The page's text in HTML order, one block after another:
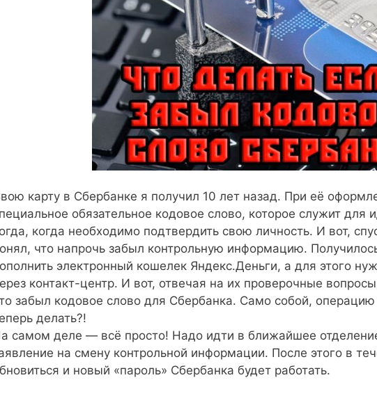
карту в Сбербанке я получил 10 лет назад. При её
обязательное кодовое слово, которое служит для
когда необходимо подтвердить свою личность. И вот,
что напрочь забыл контрольную информацию.
электронный кошелек Яндекс.Деньги, а для этого
контакт-центр. И вот, отвечая на их проверочные
забыл кодовое слово для Сбербанка. Само собой,
делать?!
самом деле — всё просто! Надо идти в ближайшее
на смену контрольной информации. После этого в
и новый «пароль» Сбербанка будет работать.